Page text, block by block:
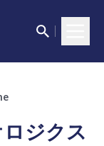
ジクス